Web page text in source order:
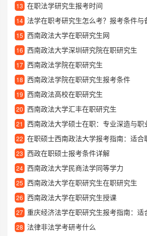
13 在职法学研究生报考时间
14 法学在职考研究生怎么考？报考条件与备考
15 西南政法大学在职研究生网
16 西南政法大学深圳研究院在职研究生
17 西南政法学院在职研究生
18 西南政法学院在职研究生报考条件
19 西南政法高校在职研究生
20 西南政法大学汇丰在职研究生
21 西南政法大学硕士在职：专业深造与职业发展
22 在职硕士西南政法大学报考指南：适合职场人
23 西政在职硕士报考条件详解
24 西南政法大学民商法学同等学力
25 西南政法大学在职研究生在职研究生
26 西南政法大学在职研究生授课
27 重庆经济法学在职研究生报考指南：适合上班族深
28 法律非法学考研考什么